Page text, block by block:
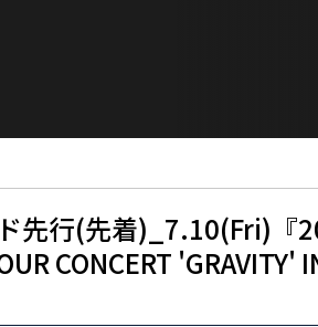
先行(先着)_7.10(Fri)『
CONCERT 'GRAVITY'